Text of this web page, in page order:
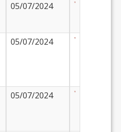
05/07/2024
05/07/2024
05/07/2024